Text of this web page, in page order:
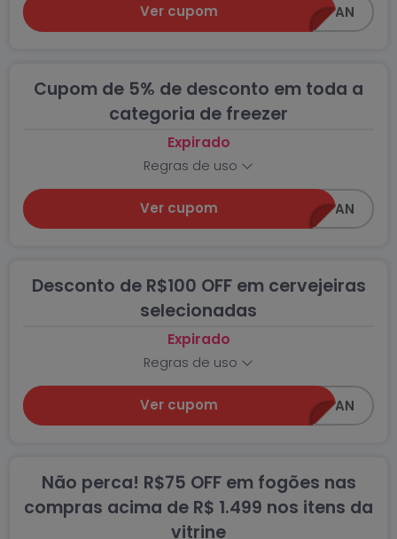
Ver cupom LL100CCAWIN_AN
Cupom de 5% de desconto em toda a
categoria de freezer
Expirado
Regras de uso
Ver cupomFREEZER5CCAWIN_AN
Desconto de R$100 OFF em cervejeiras
selecionadas
Expirado
Regras de uso
Ver cupomGELADA100CCAWIN_AN
Não perca! R$75 OFF em fogões nas
compras acima de R$ 1.499 nos itens da
vitrine